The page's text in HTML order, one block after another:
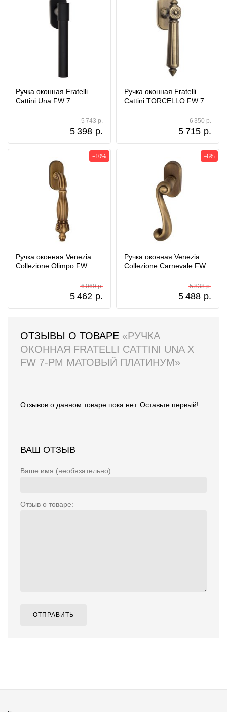
Ручка оконная Fratelli
Cattini Una FW 7
5 398 р.
5 743 р.
Ручка оконная Fratelli
Cattini TORCELLO FW 7
5 715 р.
6 350 р.
Ручка оконная Venezia
Collezione Olimpo FW
5 462 р.
6 069 р.
−10%
Ручка оконная Venezia
Collezione Carnevale FW
5 488 р.
5 838 р.
−6%
ОТЗЫВЫ О ТОВАРЕ «РУЧКА
ОКОННАЯ FRATELLI CATTINI UNA X
FW 7-PM МАТОВЫЙ ПЛАТИНУМ»
Отзывов о данном товаре пока нет. Оставьте первый!
ВАШ ОТЗЫВ
Ваше имя (необязательно):
Отзыв о товаре:
ОТПРАВИТЬ